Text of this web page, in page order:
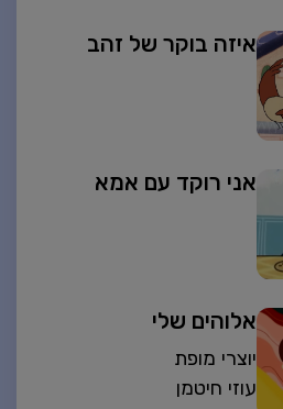
איזה בוקר של זהב
אני רוקד עם אמא
אלוהים שלי
יוצרי מופת
עוזי חיטמן